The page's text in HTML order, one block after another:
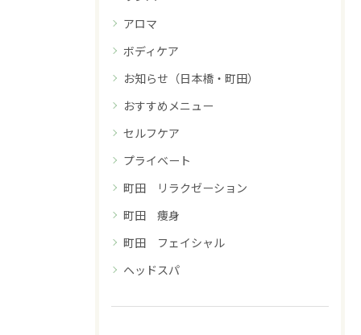
アロマ
ボディケア
お知らせ（日本橋・町田）
おすすめメニュー
セルフケア
プライベート
町田 リラクゼーション
町田 痩身
町田 フェイシャル
ヘッドスパ